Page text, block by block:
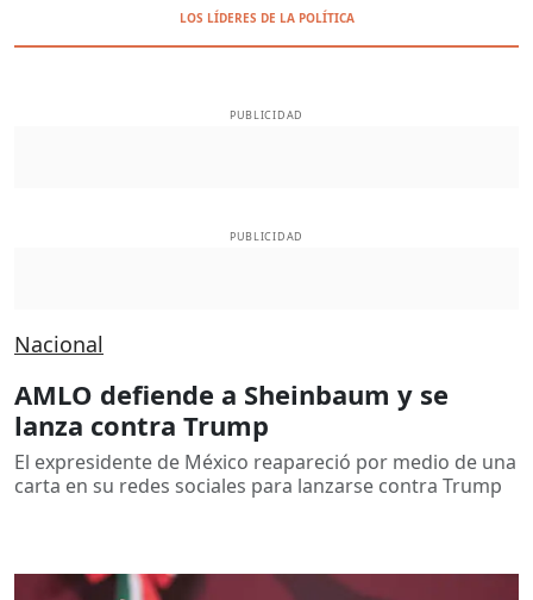
LOS LÍDERES DE LA POLÍTICA
PUBLICIDAD
PUBLICIDAD
Nacional
AMLO defiende a Sheinbaum y se
lanza contra Trump
El expresidente de México reapareció por medio de una
carta en su redes sociales para lanzarse contra Trump